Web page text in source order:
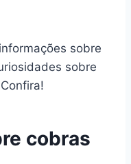
sobre
sobre
cobras